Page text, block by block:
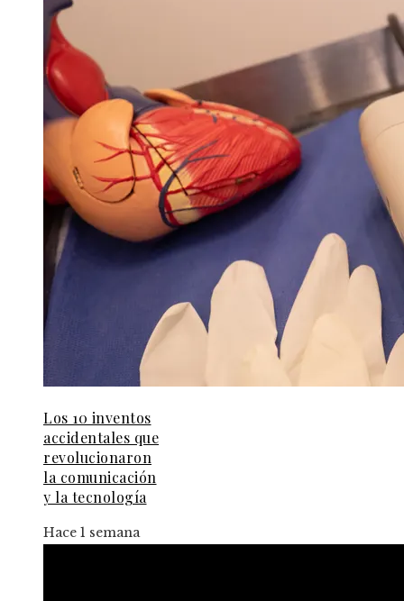
Los 10 inventos
accidentales que
revolucionaron
la comunicación
y la tecnología
Hace 1 semana